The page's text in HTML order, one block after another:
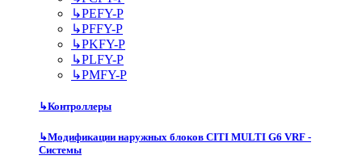
↳PEFY-P
↳PFFY-P
↳PKFY-P
↳PLFY-P
↳PMFY-P
↳Контроллеры
↳Модификации наружных блоков CITI MULTI G6 VRF -
Системы